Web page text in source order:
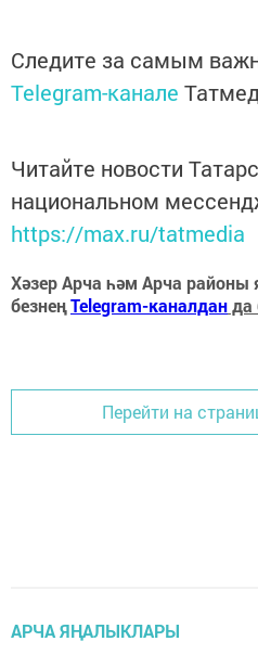
Следите за самым
Telegram-канале
Читайте новости
национальном
https://max.ru/tatmedia
Хәзер Арча һәм Арча
безнеңTelegram-каналданда
Перейти на
АРЧА ЯҢАЛЫКЛАРЫ